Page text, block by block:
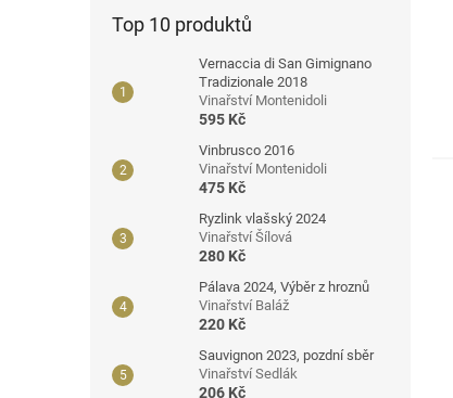
Top 10 produktů
Vernaccia di San Gimignano
Tradizionale 2018
Vinařství Montenidoli
595 Kč
Vinbrusco 2016
Vinařství Montenidoli
475 Kč
Ryzlink vlašský 2024
Vinařství Šílová
280 Kč
Pálava 2024, Výběr z hroznů
Vinařství Baláž
220 Kč
Sauvignon 2023, pozdní sběr
Vinařství Sedlák
206 Kč